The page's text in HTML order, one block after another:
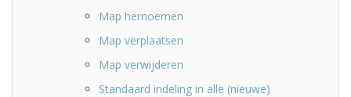
Map hernoemen
Map verplaatsen
Map verwijderen
Standaard indeling in alle (nieuwe)